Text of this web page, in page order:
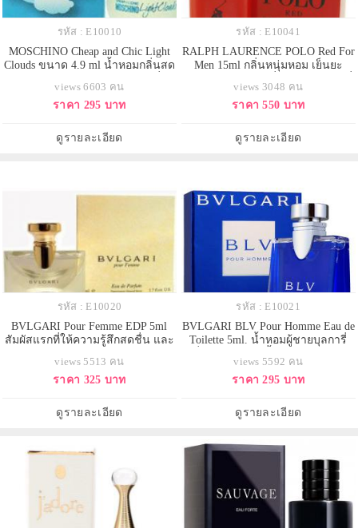
รหัส : E10010
MOSCHINO Cheap and Chic Light
Clouds ขนาด 4.9 ml น้ำหอมกลิ่นสด
หอมใสๆ ของ Peach กุหลาบ ดอกบัว
cyclamen มัชเมโล่ และมักส์ พอเทสดู
หอมสดใสมากๆ แต่ตัวนี้จะเน้นไป
ทางหอมสดชื่นสบา
views 6603 คน
ราคา 295 บาท
ดูรายละเอียด
รหัส : E10041
RALPH LAURENCE POLO Red For
Men 15ml กลิ่นหนุ่มหอม เย็นยะ
ผ่านมาเป็นหนุ่มนักกีฬาทางน้ำสนุก
กับอิสระของท้องทะเล คราวนี้เขาจะ
ท้าทาย ภายใต้คอนเซปต์ ผู้ชาย
เร่าร้อน สำหรับผู้ชายที่ชอบ
views 3048 คน
ราคา 550 บาท
ดูรายละเอียด
รหัส : E10020
BVLGARI Pour Femme EDP 5ml
สัมผัสแรกที่ให้ความรู้สึกสดชื่น และ
ดอกไม้นานาชนิด สัมผัสต่อมาด้วย
กลิ่นที่โดดเด่นจากส่วนผสมหลัก ชา
เพราะให้กลิ่นที่หอมกว่า จากนั้นกลิ่น
หอมของมะลิจะค่อยๆ จางลงจน
views 5513 คน
ราคา 325 บาท
ดูรายละเอียด
รหัส : E10021
BVLGARI BLV Pour Homme Eau de
Toilette 5ml. น้ำหอมผู้ชายบุลการี่
น่าค้นหา มอบความความหอม
สะอาด สดชื่น มีชีวิตชีวา สะท้อน
ชัดเจน
views 5592 คน
ราคา 295 บาท
ดูรายละเอียด